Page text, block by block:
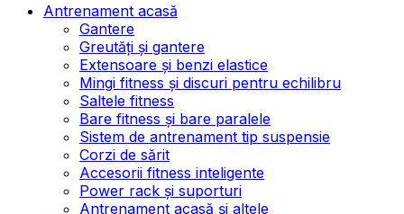
Antrenament acasă
Gantere
Greutăți și gantere
Extensoare și benzi elastice
Mingi fitness și discuri pentru echilibru
Saltele fitness
Bare fitness și bare paralele
Sistem de antrenament tip suspensie
Corzi de sărit
Accesorii fitness inteligente
Power rack și suporturi
Antrenament acasă și altele